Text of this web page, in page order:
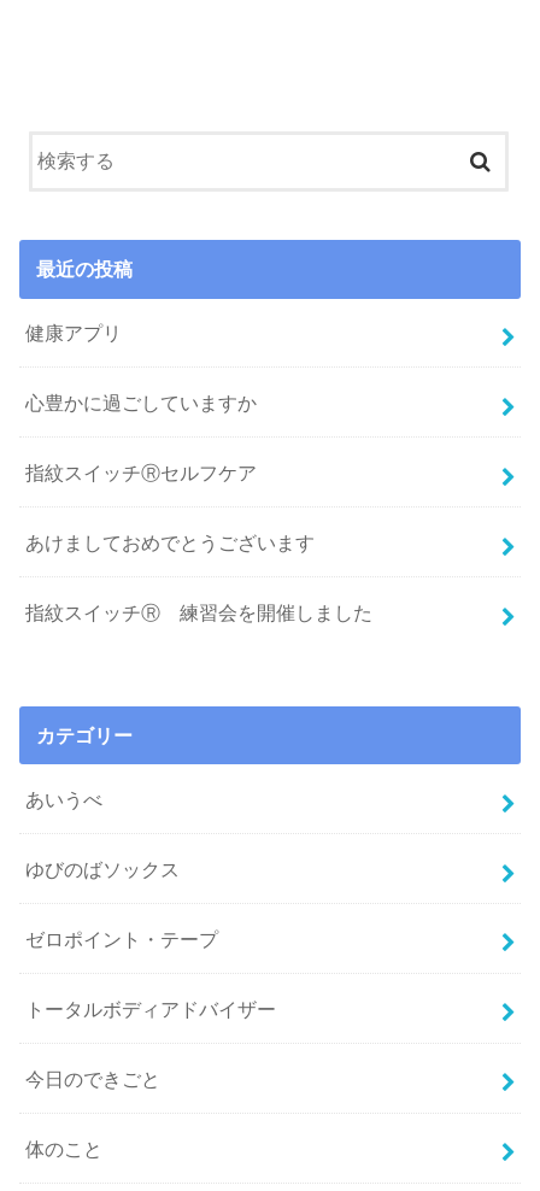
最近の投稿
健康アプリ
心豊かに過ごしていますか
指紋スイッチⓇセルフケア
あけましておめでとうございます
指紋スイッチⓇ 練習会を開催しました
カテゴリー
あいうべ
ゆびのばソックス
ゼロポイント・テープ
トータルボディアドバイザー
今日のできごと
体のこと